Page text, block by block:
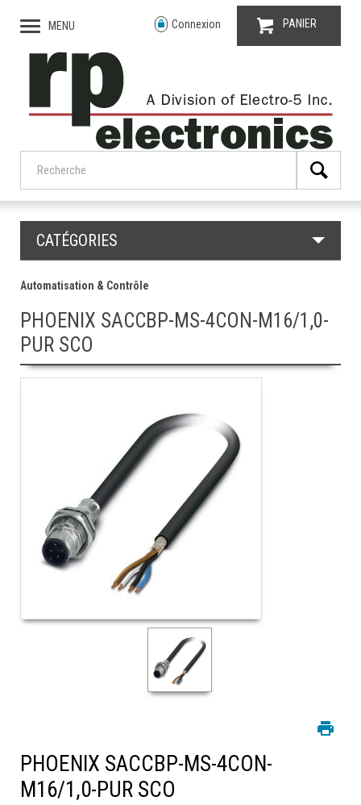
MENU Connexion PANIER
CATÉGORIES
Automatisation & Contrôle
PHOENIX SACCBP-MS-4CON-M16/1,0-
PUR SCO
PHOENIX SACCBP-MS-4CON-
M16/1,0-PUR SCO